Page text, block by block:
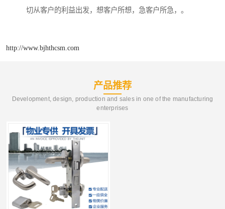
切从客户的利益出发，想客户所想，急客户所急，。
http://www.bjhthcsm.com
产品推荐
Development, design, production and sales in one of the manufacturing
enterprises